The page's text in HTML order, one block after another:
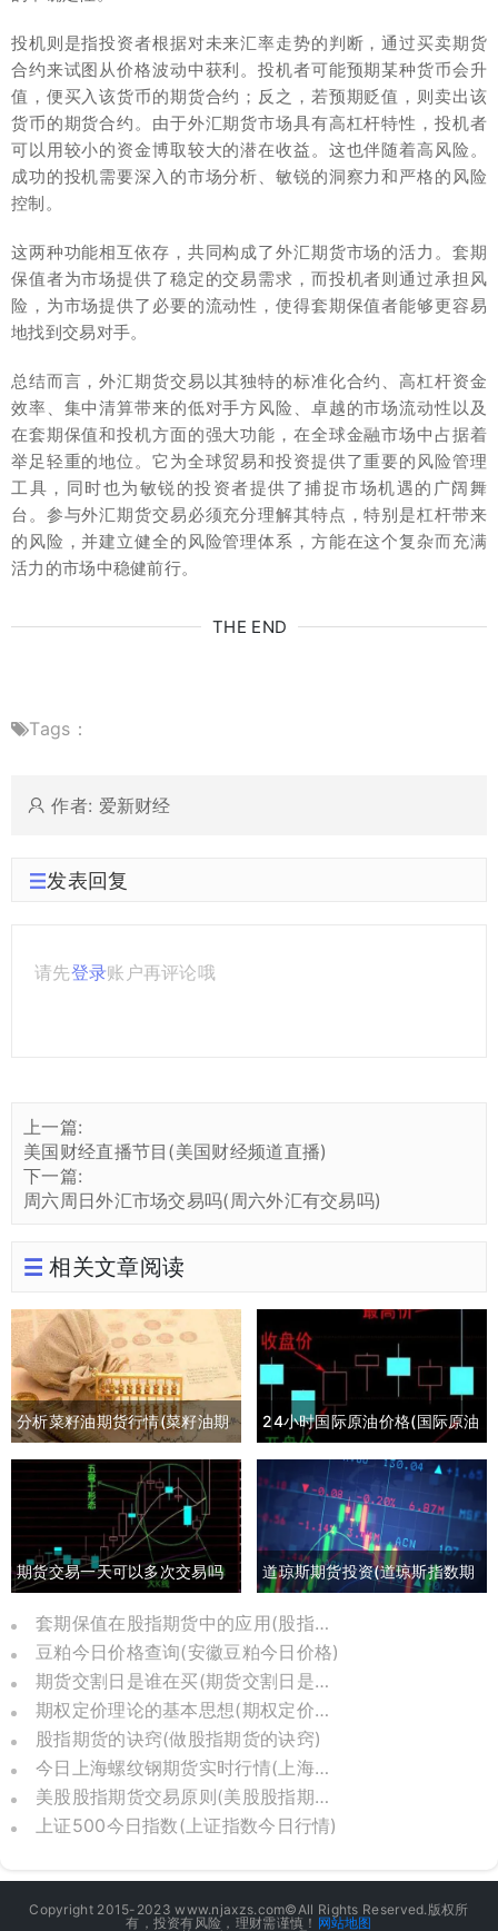
投机则是指投资者根据对未来汇率走势的判断，通过买卖期货
合约来试图从价格波动中获利。投机者可能预期某种货币会升
值，便买入该货币的期货合约；反之，若预期贬值，则卖出该
货币的期货合约。由于外汇期货市场具有高杠杆特性，投机者
可以用较小的资金博取较大的潜在收益。这也伴随着高风险。
成功的投机需要深入的市场分析、敏锐的洞察力和严格的风险
控制。
这两种功能相互依存，共同构成了外汇期货市场的活力。套期
保值者为市场提供了稳定的交易需求，而投机者则通过承担风
险，为市场提供了必要的流动性，使得套期保值者能够更容易
地找到交易对手。
总结而言，外汇期货交易以其独特的标准化合约、高杠杆资金
效率、集中清算带来的低对手方风险、卓越的市场流动性以及
在套期保值和投机方面的强大功能，在全球金融市场中占据着
举足轻重的地位。它为全球贸易和投资提供了重要的风险管理
工具，同时也为敏锐的投资者提供了捕捉市场机遇的广阔舞
台。参与外汇期货交易必须充分理解其特点，特别是杠杆带来
的风险，并建立健全的风险管理体系，方能在这个复杂而充满
活力的市场中稳健前行。
THE END
Tags：
作者: 爱新财经
发表回复
请先登录账户再评论哦
上一篇:
美国财经直播节目(美国财经频道直播)
下一篇:
周六周日外汇市场交易吗(周六外汇有交易吗)
相关文章阅读
分析菜籽油期货行情(菜籽油期
货最新行情分析)
24小时国际原油价格(国际原油
期货24小时实时行情)
期货交易一天可以多次交易吗
(期货一天多次交易手续费多少)
道琼斯期货投资(道琼斯指数期
货实时行情)
套期保值在股指期货中的应用(股指期货套期保值是什么)
豆粕今日价格查询(安徽豆粕今日价格)
期货交割日是谁在买(期货交割日是怎么定下来的)
期权定价理论的基本思想(期权定价公式怎么用)
股指期货的诀窍(做股指期货的诀窍)
今日上海螺纹钢期货实时行情(上海螺纹钢期货交易实时行情)
美股股指期货交易原则(美股股指期货交割时间)
上证500今日指数(上证指数今日行情)
Copyright 2015-2023 www.njaxzs.com©All Rights Reserved.版权所
有，投资有风险，理财需谨慎！ 网站地图